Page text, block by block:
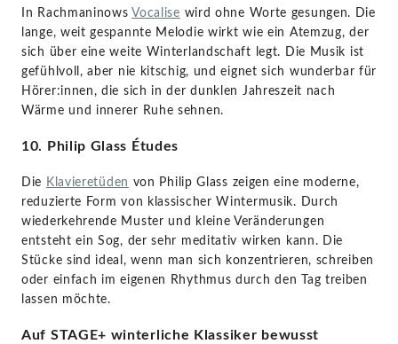
In Rachmaninows Vocalise wird ohne Worte gesungen. Die
lange, weit gespannte Melodie wirkt wie ein Atemzug, der
sich über eine weite Winterlandschaft legt. Die Musik ist
gefühlvoll, aber nie kitschig, und eignet sich wunderbar für
Hörer:innen, die sich in der dunklen Jahreszeit nach
Wärme und innerer Ruhe sehnen.
10. Philip Glass Études
Die Klavieretüden von Philip Glass zeigen eine moderne,
reduzierte Form von klassischer Wintermusik. Durch
wiederkehrende Muster und kleine Veränderungen
entsteht ein Sog, der sehr meditativ wirken kann. Die
Stücke sind ideal, wenn man sich konzentrieren, schreiben
oder einfach im eigenen Rhythmus durch den Tag treiben
lassen möchte.
Auf STAGE+ winterliche Klassiker bewusst